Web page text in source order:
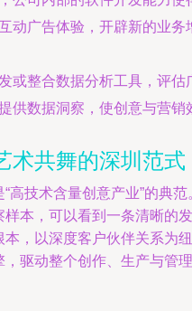
动广告体验，开辟新的业务
发或整合数据分析工具，评估
供数据洞察，使创意与营销
术共舞的深圳范式
高技术含量创意产业”的典范
本，可以看到一条清晰的发
，以深度客户伙伴关系为纽
驱动整个创作、生产与管理